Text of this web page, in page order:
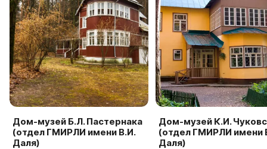
Дом-музей Б.Л. Пастернака
(отдел ГМИРЛИ имени В.И.
Даля)
Дом-музей К.И.
(отдел ГМИРЛИ имени
Даля)